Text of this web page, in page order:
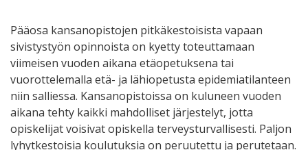
Pääosa kansanopistojen pitkäkestoisista vapaan
sivistystyön opinnoista on kyetty toteuttamaan
viimeisen vuoden aikana etäopetuksena tai
vuorottelemalla etä- ja lähiopetusta epidemiatilanteen
niin salliessa. Kansanopistoissa on kuluneen vuoden
aikana tehty kaikki mahdolliset järjestelyt, jotta
opiskelijat voisivat opiskella terveysturvallisesti. Paljon
lyhytkestoisia koulutuksia on peruutettu ja perutetaan.